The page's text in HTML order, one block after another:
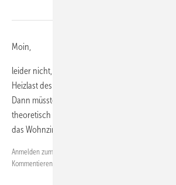
Moin,
leider nicht, es muss das ganze Haus bilanziert
Heizlast des ganzen Hauses gerechnet werden
Dann müsste das Splitgerät von der Heizlast ~
theoretisch müssten dann aber auch die ~ 35%
das Wohnzimmer wird wohl nicht reichen. LG
Anmelden zum
Kommentieren.